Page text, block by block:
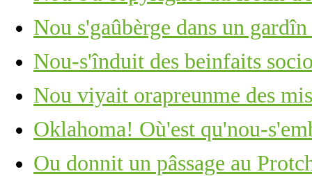
Nou s'gaûbèrge dans un
Nou-s'înduit des beinfaits
Nou viyait orapreunme des
Oklahoma! Où'est qu'nou-
Ou donnit un pâssage au